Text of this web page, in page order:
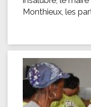
Monthieux, les